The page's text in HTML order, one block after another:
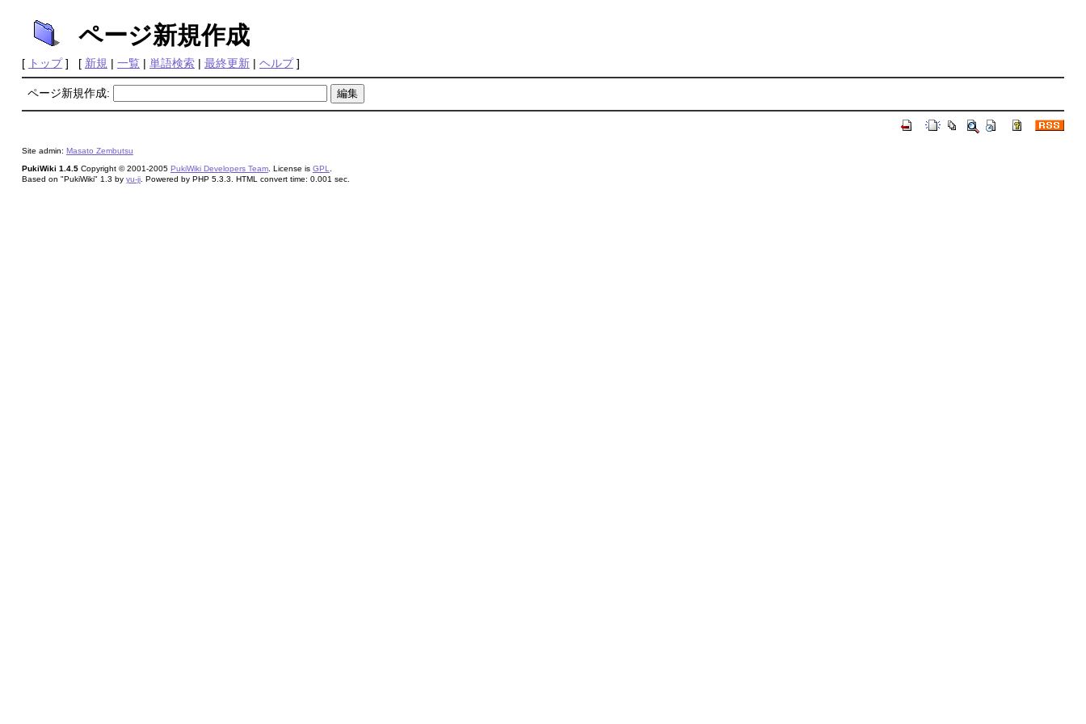
ページ新規作成
[ トップ] [ 新規 | 一覧 | 単語検索| 最終更新| ヘルプ]
ページ新規作成:
Site admin: Masato Zembutsu
PukiWiki 1.4.5Copyright © 2001-2005 PukiWiki Developers Team. License is GPL
Based on "PukiWiki" 1.3 by yu-ji. Powered by PHP 5.3.3. HTML convert time: 0.001 sec.